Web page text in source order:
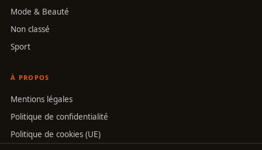
Mode & Beauté
Non classé
Sport
À PROPOS
Mentions légales
Politique de confidentialité
Politique de cookies (UE)